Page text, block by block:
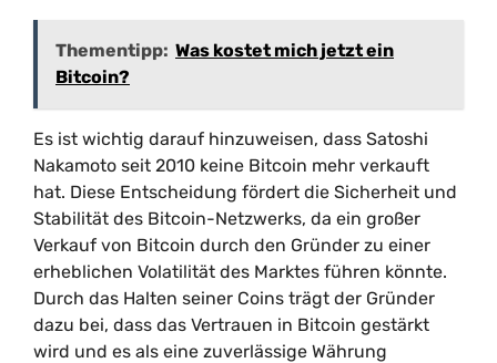
Thementipp: Was kostet mich jetzt ein
Bitcoin?
Es ist wichtig darauf hinzuweisen, dass Satoshi
Nakamoto seit 2010 keine Bitcoin mehr verkauft
hat. Diese Entscheidung fördert die Sicherheit und
Stabilität des Bitcoin-Netzwerks, da ein großer
Verkauf von Bitcoin durch den Gründer zu einer
erheblichen Volatilität des Marktes führen könnte.
Durch das Halten seiner Coins trägt der Gründer
dazu bei, dass das Vertrauen in Bitcoin gestärkt
wird und es als eine zuverlässige Währung